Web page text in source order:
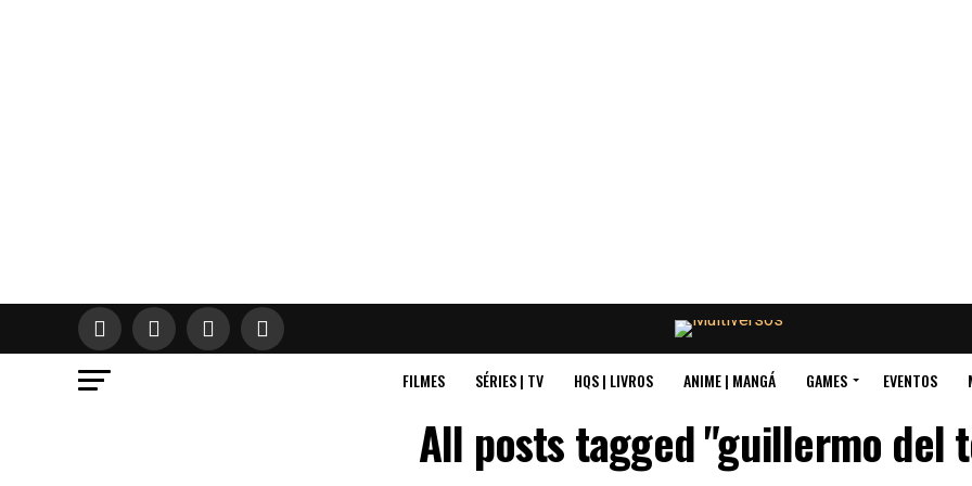
FILMES SÉRIES | TV HQS | LIVROS ANIME | MANGÁ GAMES EVENTOS
All posts tagged "guillermo del